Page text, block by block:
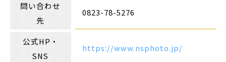
問い合わせ
先
0823-78-5276
公式HP・
SNS
https://www.nsphoto.jp/